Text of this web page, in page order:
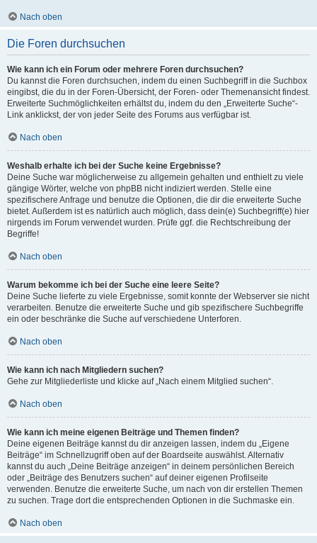
Nach oben
Die Foren durchsuchen
Wie kann ich ein Forum oder mehrere Foren durchsuchen?
Du kannst die Foren durchsuchen, indem du einen Suchbegriff in die Suchbox
eingibst, die du in der Foren-Übersicht, der Foren- oder Themenansicht findest.
Erweiterte Suchmöglichkeiten erhältst du, indem du den „Erweiterte Suche“-
Link anklickst, der von jeder Seite des Forums aus verfügbar ist.
Nach oben
Weshalb erhalte ich bei der Suche keine Ergebnisse?
Deine Suche war möglicherweise zu allgemein gehalten und enthielt zu viele
gängige Wörter, welche von phpBB nicht indiziert werden. Stelle eine
spezifischere Anfrage und benutze die Optionen, die dir die erweiterte Suche
bietet. Außerdem ist es natürlich auch möglich, dass dein(e) Suchbegriff(e) hier
nirgends im Forum verwendet wurden. Prüfe ggf. die Rechtschreibung der
Begriffe!
Nach oben
Warum bekomme ich bei der Suche eine leere Seite?
Deine Suche lieferte zu viele Ergebnisse, somit konnte der Webserver sie nicht
verarbeiten. Benutze die erweiterte Suche und gib spezifischere Suchbegriffe
ein oder beschränke die Suche auf verschiedene Unterforen.
Nach oben
Wie kann ich nach Mitgliedern suchen?
Gehe zur Mitgliederliste und klicke auf „Nach einem Mitglied suchen“.
Nach oben
Wie kann ich meine eigenen Beiträge und Themen finden?
Deine eigenen Beiträge kannst du dir anzeigen lassen, indem du „Eigene
Beiträge“ im Schnellzugriff oben auf der Boardseite auswählst. Alternativ
kannst du auch „Deine Beiträge anzeigen“ in deinem persönlichen Bereich
oder „Beiträge des Benutzers suchen“ auf deiner eigenen Profilseite
verwenden. Benutze die erweiterte Suche, um nach von dir erstellen Themen
zu suchen. Trage dort die entsprechenden Optionen in die Suchmaske ein.
Nach oben